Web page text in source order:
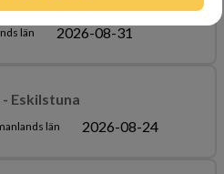
län 2026-08-31
Eskilstuna
län 2026-08-24